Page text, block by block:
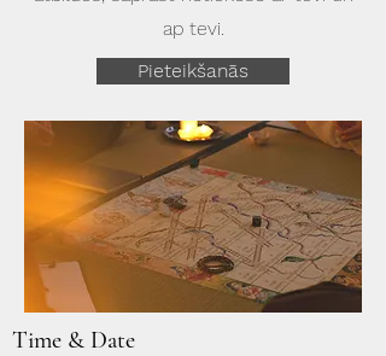
ap tevi.
Pieteikšanās
Time & Date